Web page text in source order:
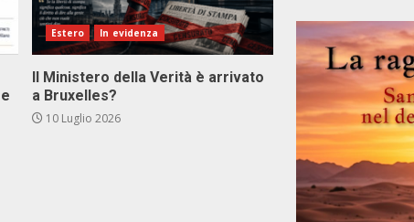
Estero In evidenza
Il Ministero della Verità è arrivato
a Bruxelles?
10 Luglio 2026